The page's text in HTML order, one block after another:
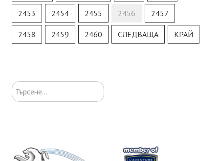
2453 2454 2455 2456 2457
2458 2459 2460 СЛЕДВАЩА КРАЙ
Търсене...